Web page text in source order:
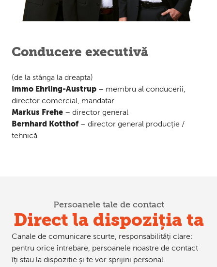
Conducere executivă
(de la stânga la dreapta)
Immo Ehrling-Austrup – membru al conducerii,
director comercial, mandatar
Markus Frehe – director general
Bernhard Kotthof– director general producție /
tehnică
Persoanele tale de contact
Direct la dispoziția ta
Canale de comunicare scurte, responsabilități clare:
pentru orice întrebare, persoanele noastre de contact
îți stau la dispoziție și te vor sprijini personal.